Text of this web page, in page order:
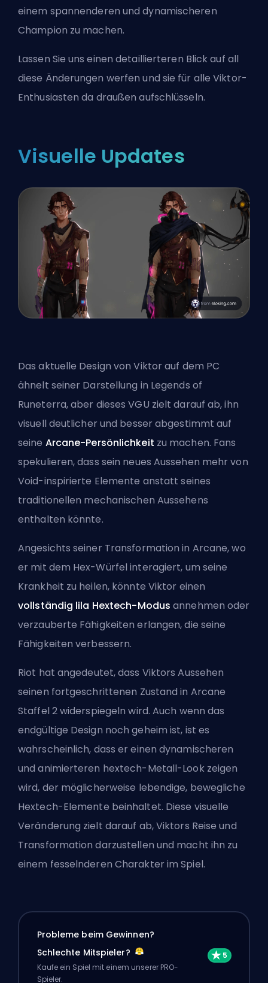
einem spannenderen und dynamischeren
Champion zu machen.
Lassen Sie uns einen detaillierteren Blick auf all
diese Änderungen werfen und sie für alle Viktor-
Enthusiasten da draußen aufschlüsseln.
Visuelle Updates
Das aktuelle Design von Viktor auf dem PC
ähnelt seiner Darstellung in Legends of
Runeterra, aber dieses VGU zielt darauf ab, ihn
visuell deutlicher und besser abgestimmt auf
seine Arcane-Persönlichkeit zu machen. Fans
spekulieren, dass sein neues Aussehen mehr von
Void-inspirierte Elemente anstatt seines
traditionellen mechanischen Aussehens
enthalten könnte.
Angesichts seiner Transformation in Arcane, wo
er mit dem Hex-Würfel interagiert, um seine
Krankheit zu heilen, könnte Viktor einen
vollständig lila Hextech-Modus annehmen oder
verzauberte Fähigkeiten erlangen, die seine
Fähigkeiten verbessern.
Riot hat angedeutet, dass Viktors Aussehen
seinen fortgeschrittenen Zustand in Arcane
Staffel 2 widerspiegeln wird. Auch wenn das
endgültige Design noch geheim ist, ist es
wahrscheinlich, dass er einen dynamischeren
und animierteren hextech-Metall-Look zeigen
wird, der möglicherweise lebendige, bewegliche
Hextech-Elemente beinhaltet. Diese visuelle
Veränderung zielt darauf ab, Viktors Reise und
Transformation darzustellen und macht ihn zu
einem fesselnderen Charakter im Spiel.
Probleme beim Gewinnen?
Schlechte Mitspieler?
Kaufe ein Spiel mit einem unserer PRO-
Spieler.